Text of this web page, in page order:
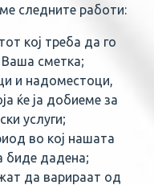
следните работи:
кој треба да го
сметка;
и надоместоци,
ќе ја добиеме за
услуги;
во кој нашата
биде дадена;
да варираат од